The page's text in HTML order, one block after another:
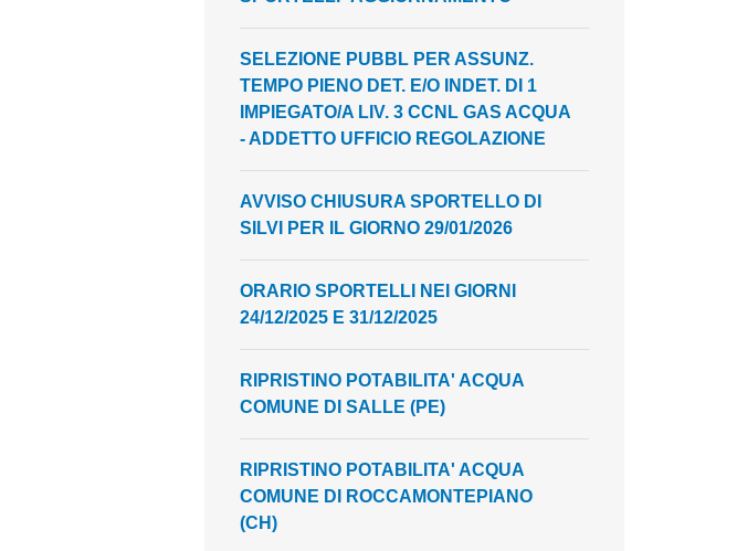
SELEZIONE PUBBL PER ASSUNZ.
TEMPO PIENO DET. E/O INDET. DI 1
IMPIEGATO/A LIV. 3 CCNL GAS ACQUA
- ADDETTO UFFICIO REGOLAZIONE
AVVISO CHIUSURA SPORTELLO DI
SILVI PER IL GIORNO 29/01/2026
ORARIO SPORTELLI NEI GIORNI
24/12/2025 E 31/12/2025
RIPRISTINO POTABILITA' ACQUA
COMUNE DI SALLE (PE)
RIPRISTINO POTABILITA' ACQUA
COMUNE DI ROCCAMONTEPIANO
(CH)